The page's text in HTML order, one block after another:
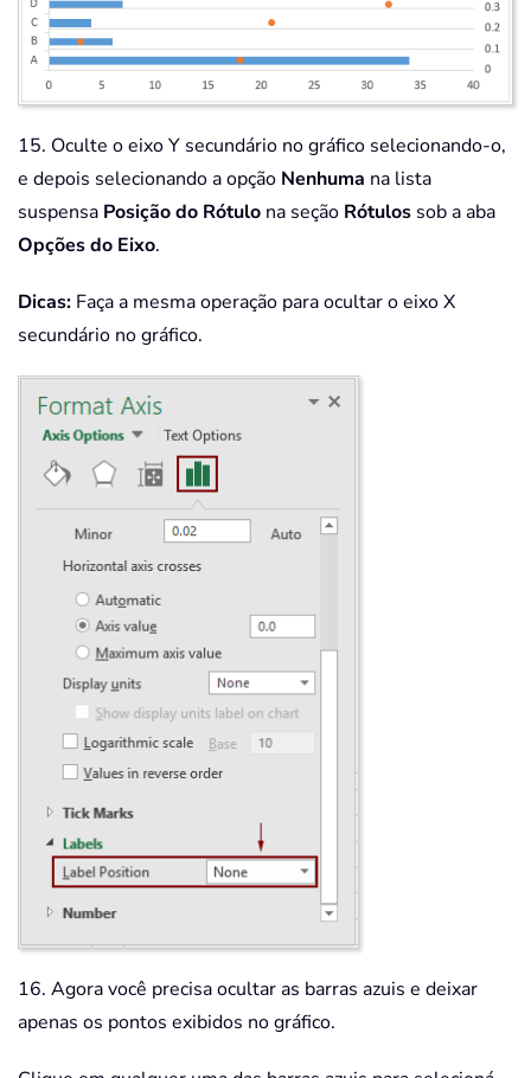
15. Oculte o eixo Y secundário no gráfico selecionando-o,
e depois selecionando a opção Nenhuma na lista
suspensa Posição do Rótulo na seção Rótulos sob a aba
Opções do Eixo.
Dicas: Faça a mesma operação para ocultar o eixo X
secundário no gráfico.
16. Agora você precisa ocultar as barras azuis e deixar
apenas os pontos exibidos no gráfico.